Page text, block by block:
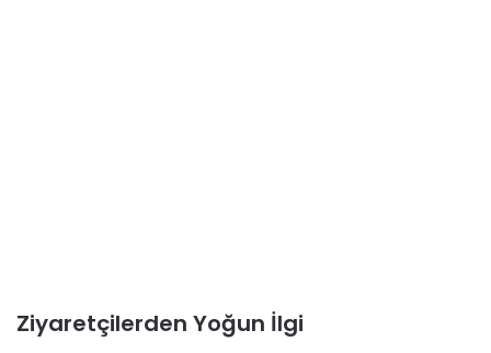
Ziyaretçilerden Yoğun İlgi